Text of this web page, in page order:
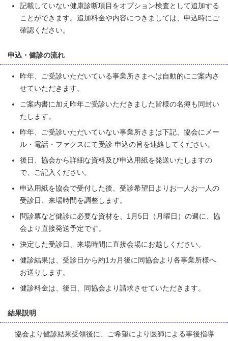
記載していない健康診断項目をオプション検査として追加する
ことができます。追加料金や内容につきましては、申込時にご
確認ください。
申込・健診の流れ
昨年、ご受診いただいている事業所さまへは自動的にご案内さ
せていただきます。
ご案内書に加え昨年ご受診いただきました皆様の名簿も同封い
たします。
昨年、ご受診いただいていない事業所さまは下記、協会にメー
ル・電話・ファクスにて受診 申込の旨を連絡してください。
後日、協会から詳細な資料及び申込用紙を発送いたしますの
で、ご記入ください。
申込用紙を協会で受付した後、受診希望日よりお一人お一人の
受診日、来場時間を調整します。
問診票など健診に必要な資材を、1月5日（月曜日）の週に、協
会より直接発送予定です。
決定した受診日、来場時間に直接会場にお越しください。
健診結果は、受診日から約1カ月後に同協会より各事業所様へ
お送りします。
健診料金は、後日、同協会より請求させていただきます。
結果説明
協会より健診結果受領後に、ご希望により医師による事後指導